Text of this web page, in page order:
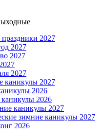
2027
2027
2027
2027
каникулы 2027
2026
2026
каникулы 2027
зимние каникулы 2027
2026